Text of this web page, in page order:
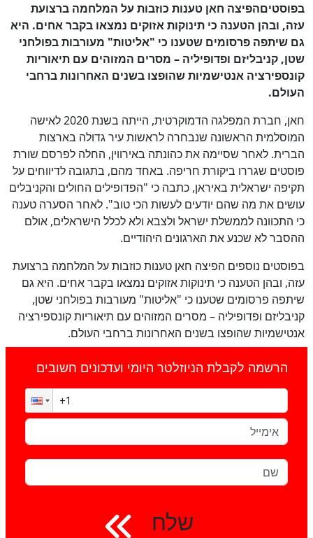
בפוסטיםהפיצה חאן טענות כוזבות על המלחמה ברצועת
עזה, ובהן הטענה כי תינוקות אזוקים נמצאו בקבר אחים. היא
גם שיתפה פרסומים שטענו כי "אליטות" מעורבות בפולחני
שטן, קניבליזם ופדופיליה – מסרים המזוהים עם תיאוריות
קונספירציה אנטישמיות שהופצו בשנים האחרונות ברחבי
העולם.
חאן, חברת המפלגה הדמוקרטית, הייתה בשנת 2020 לאישה
המוסלמית הראשונה שנבחרה לראשות עיר גדולה בארצות
הברית. לאחר שסיימה את כהונתה באירווין, החלה לפרסם שורת
פוסטים שגררו ביקורת חריפה. באחד מהם, בתגובה לדיווחים על
תקיפה ישראלית באיראן, כתבה כי "הפדופילים החולים והקניבלים
עושים את מה שהם יודעים לעשות הכי טוב". לאחר הסערה טענה
כי התכוונה לממשלת ישראל ולצבא ולא לכלל הישראלים, אולם
ההסבר לא שכנע את הארגונים היהודיים.
בפוסטים נוספים הפיצה חאן טענות כוזבות על המלחמה ברצועת
עזה, ובהן הטענה כי תינוקות אזוקים נמצאו בקבר אחים. היא גם
שיתפה פרסומים שטענו כי "אליטות" מעורבות בפולחני שטן,
קניבליזם ופדופיליה – מסרים המזוהים עם תיאוריות קונספירציה
אנטישמיות שהופצו בשנים האחרונות ברחבי העולם.
הרשמה לקבלת הניוזלטר היומי ועדכונים חשובים
שלח